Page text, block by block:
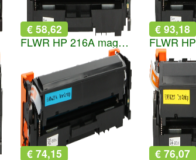
€ 58,62
FLWR HP 216A magenta
€ 93,18
FLWR
€ 74,15 € 76,07